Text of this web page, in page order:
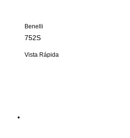
Benelli
752S
Vista Rápida